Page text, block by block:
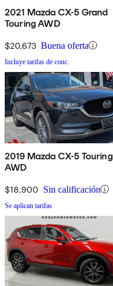
2021 Mazda CX-5 Grand
Touring AWD
$20,673 Buena oferta
Incluye tarifas de conc.
2019 Mazda CX-5 Touring
AWD
$18,900 Sin calificación
Se aplican tarifas